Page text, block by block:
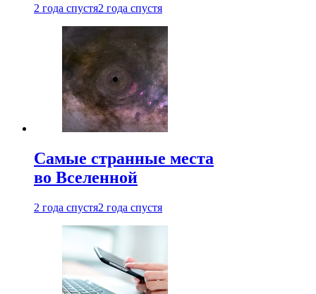
2 года спустя2 года спустя
Самые странные места
во Вселенной
2 года спустя2 года спустя